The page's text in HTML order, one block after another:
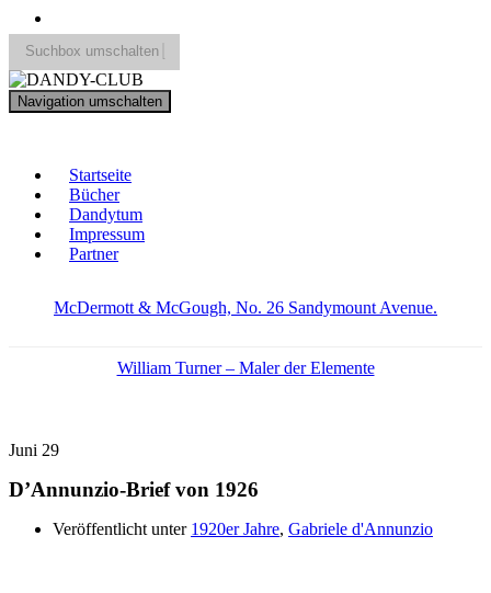
Suchbox umschalten
Search
for:
Navigation umschalten
Startseite
Bücher
Dandytum
Impressum
Partner
McDermott & McGough, No. 26 Sandymount Avenue.
William Turner – Maler der Elemente
Juni 29
D’Annunzio-Brief von 1926
Veröffentlicht unter 1920er Jahre, Gabriele d'Annunzio